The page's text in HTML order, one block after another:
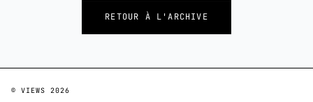
RETOUR À L'ARCHIVE
© VIEWS 2026